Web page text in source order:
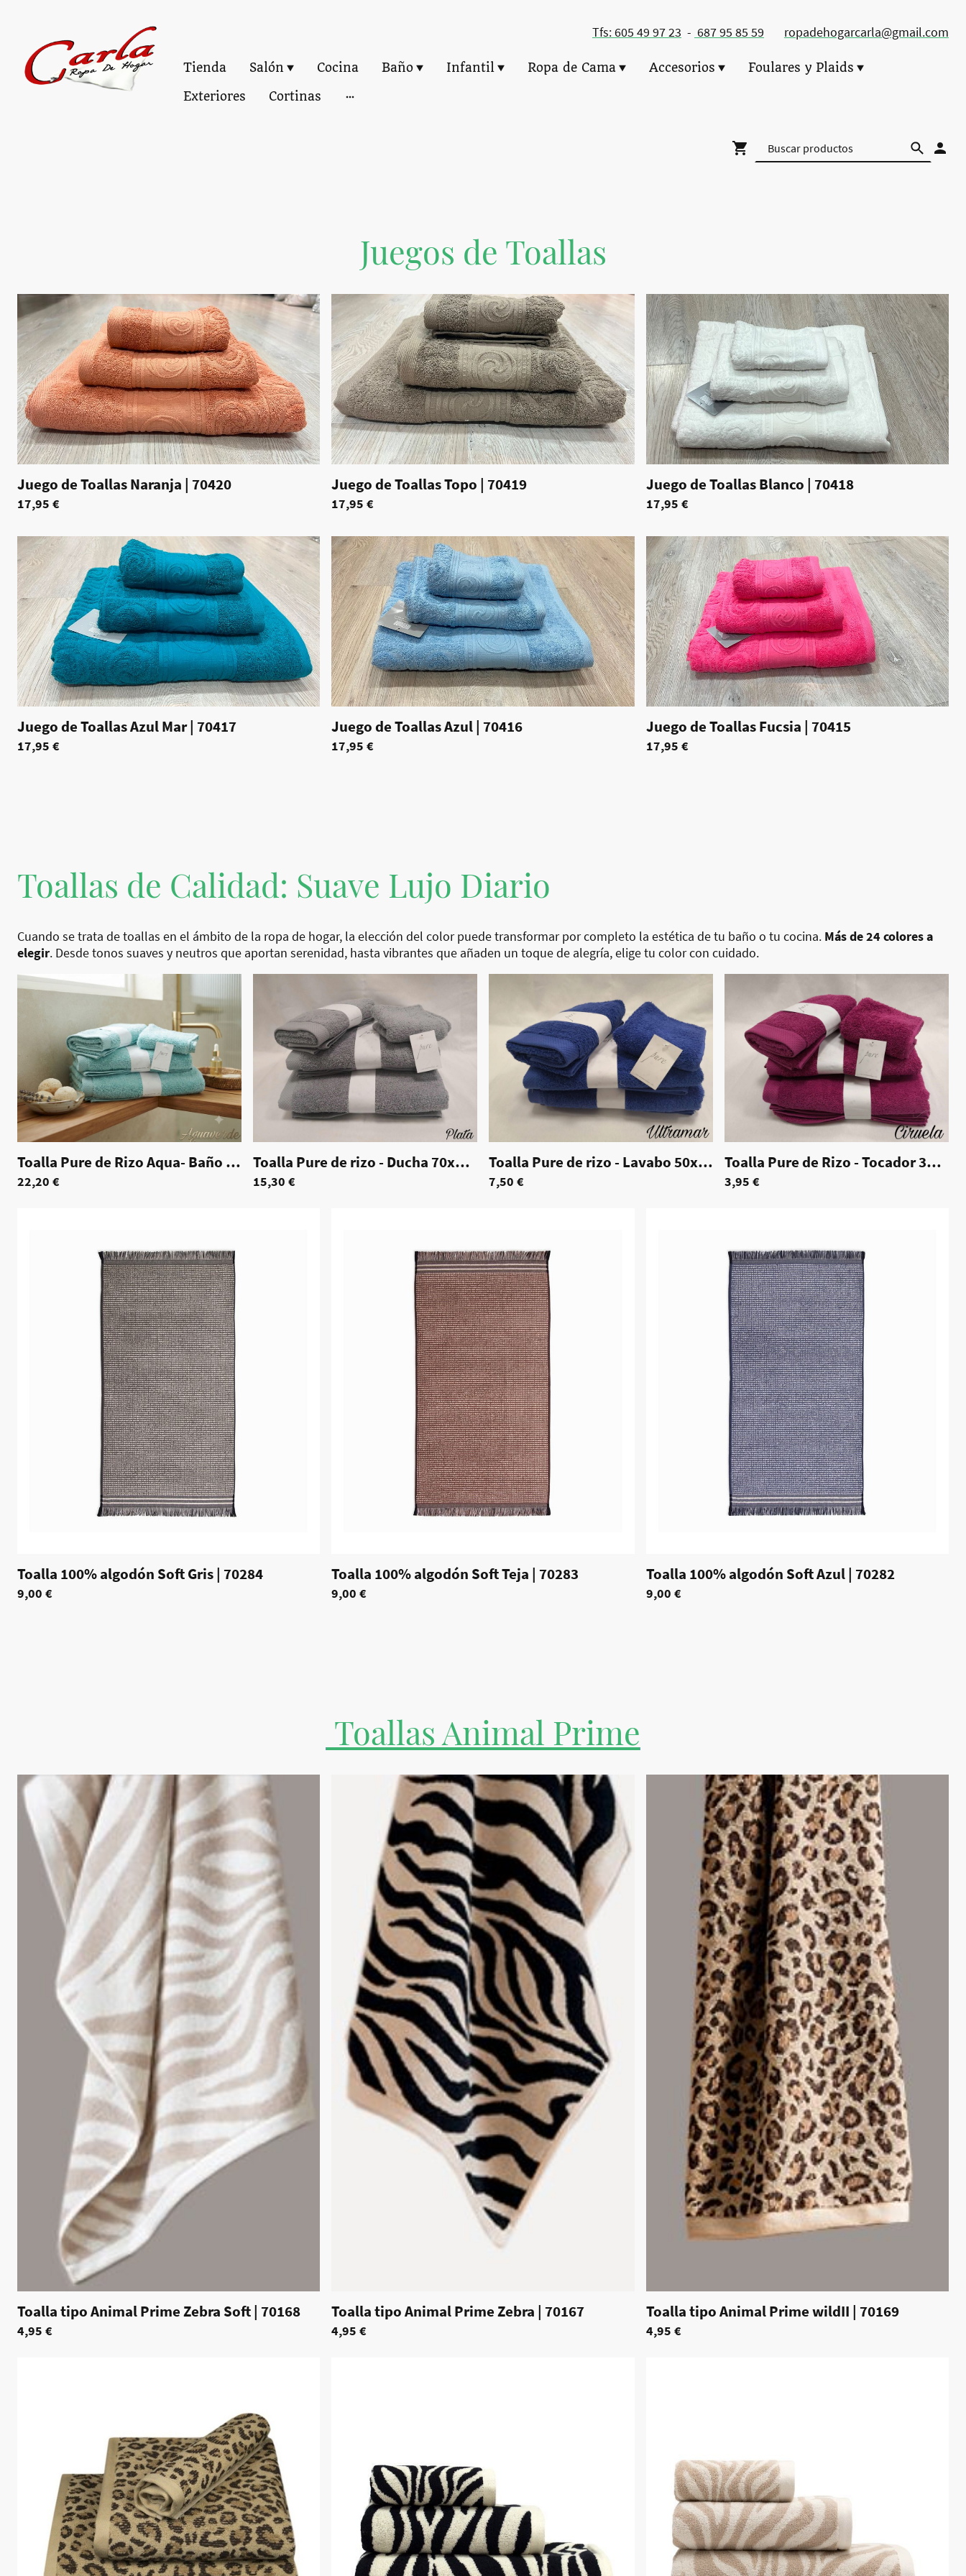
Tfs: 605 49 97 23 - 687 95 85 59 ropadehogarcarla@gmail.com
Tienda Salón Cocina Baño Infantil Ropa de Cama Accesorios
Foulares y Plaids
Exteriores
Cortinas
Juegos de Toallas
Juego de Toallas Naranja | 70420
17,95 €
Juego de Toallas Topo | 70419
17,95 €
Juego de Toallas Blanco | 70418
17,95 €
Juego de Toallas Azul Mar| 70417
17,95 €
Juego de Toallas Azul| 70416
17,95 €
Juego de Toallas Fucsia | 70415
17,95 €
Toallas de Calidad: Suave Lujo Diario
Cuando se trata de toallas en el ámbito de la ropa de hogar, la elección del color puede transformar por completo la estética de tu baño o tu cocina. Más de 24 colores a
elegir. Desde tonos suaves y neutros que aportan serenidad, hasta vibrantes que añaden un toque de alegría, elige tu color con cuidado.
Toalla Pure de Rizo Aqua- Baño 100x150cm |70173
22,20 €
Toalla Pure de rizo - Ducha 70x140 cm |70172
15,30 €
Toalla Pure de rizo - Lavabo 50x100cm |70171
7,50 €
Toalla Pure de Rizo - Tocador 30x50cm
3,95 €
Toalla 100% algodón Soft Gris| 70284
9,00 €
Toalla 100% algodón Soft Teja | 70283
9,00 €
Toalla 100% algodón Soft Azul| 70282
9,00 €
Toallas Animal Prime
Toalla tipo Animal Prime Zebra Soft| 70168
4,95 €
Toalla tipo Animal Prime Zebra | 70167
4,95 €
Toalla tipo Animal Prime wildII | 70169
4,95 €